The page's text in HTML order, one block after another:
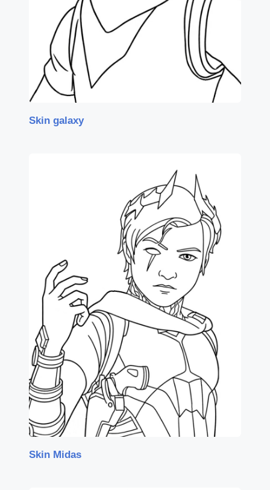
Skin galaxy
Skin Midas